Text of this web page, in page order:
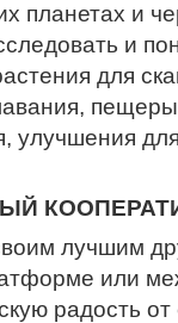
планетах и
и
для
улучшения
лучшим
или
радость